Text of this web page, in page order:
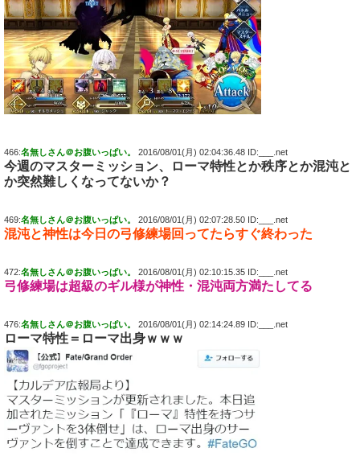
466:名無しさん＠お腹いっぱい。 2016/08/01(月) 02:04:36.48 ID:___.net
今週のマスターミッション、ローマ特性とか秩序とか混沌と
か突然難しくなってないか？
469:名無しさん＠お腹いっぱい。 2016/08/01(月) 02:07:28.50 ID:___.net
混沌と神性は今日の弓修練場回ってたらすぐ終わった
472:名無しさん＠お腹いっぱい。 2016/08/01(月) 02:10:15.35 ID:___.net
弓修練場は超級のギル様が神性・混沌両方満たしてる
476:名無しさん＠お腹いっぱい。 2016/08/01(月) 02:14:24.89 ID:___.net
ローマ特性＝ローマ出身ｗｗｗ